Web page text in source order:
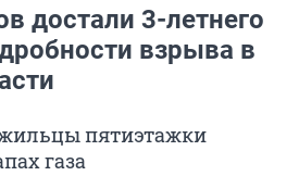
достали 3-летнего
взрыва в
пятиэтажки
газа